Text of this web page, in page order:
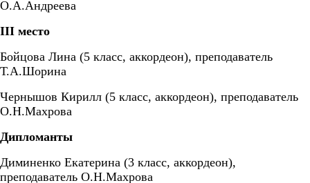
О.А.Андреева
III место
Бойцова Лина (5 класс, аккордеон), преподаватель
Т.А.Шорина
Чернышов Кирилл (5 класс, аккордеон), преподаватель
О.Н.Махрова
Дипломанты
Диминенко Екатерина (3 класс, аккордеон),
преподаватель О.Н.Махрова